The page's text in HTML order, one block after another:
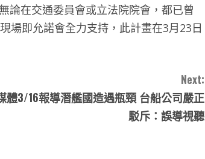
論在交通委員會或立法院院會，都已曾
場即允諾會全力支持，此計畫在3月23日
Next:
體3/16報導潛艦國造遇瓶頸 台船公司嚴正
駁斥：誤導視聽